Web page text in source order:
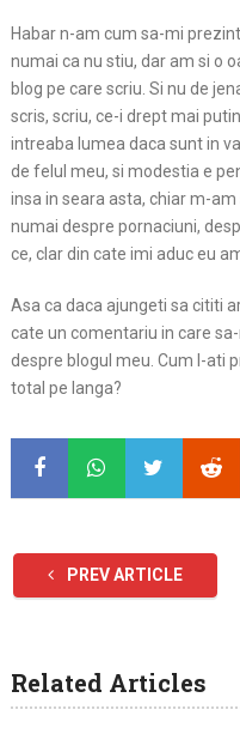
Habar n-am cum sa-mi
numai ca nu stiu, dar am si o
blog pe care scriu. Si nu de
scris, scriu, ce-i drept mai
intreaba lumea daca sunt in
de felul meu, si modestia e
insa in seara asta, chiar m-
numai despre pornaciuni,
ce, clar din cate imi aduc eu
Asa ca daca ajungeti sa cititi
cate un comentariu in care
despre blogul meu. Cum l-ati
total pe langa?
PREV ARTICLE
Related Articles